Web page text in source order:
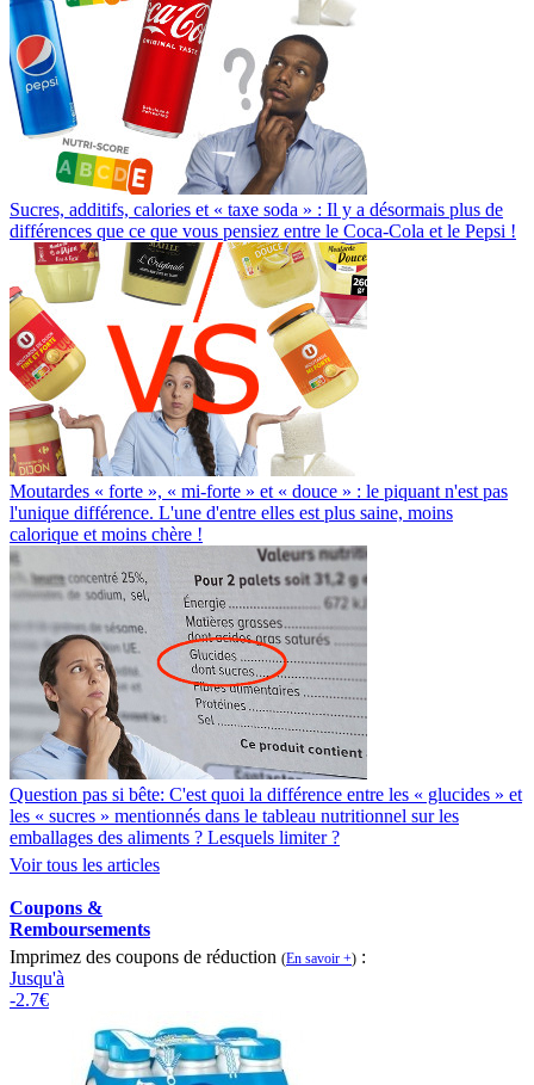
Sucres, additifs, calories et « taxe soda » : Il y a désormais plus de
différences que ce que vous pensiez entre le Coca-Cola et le Pepsi !
Moutardes « forte », « mi-forte » et « douce » : le piquant n'est pas
l'unique différence. L'une d'entre elles est plus saine, moins
calorique et moins chère !
Question pas si bête: C'est quoi la différence entre les « glucides » et
les « sucres » mentionnés dans le tableau nutritionnel sur les
emballages des aliments ? Lesquels limiter ?
Voir tous les articles
Coupons &
Remboursements
Imprimez des coupons de réduction (En savoir +) :
Jusqu'à
-2.7€